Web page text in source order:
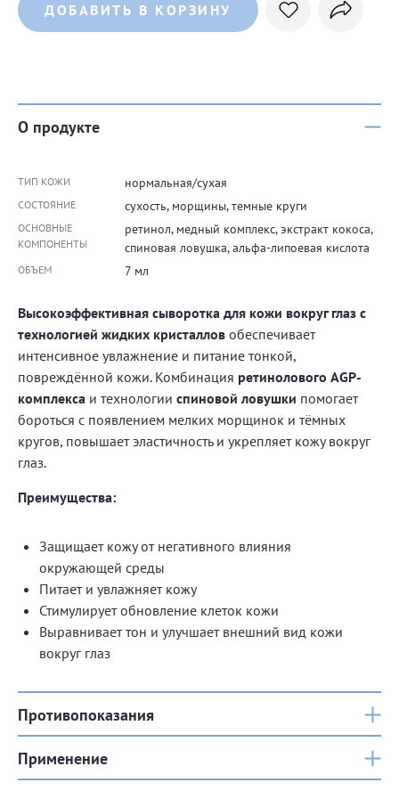
ДОБАВИТЬ В КОРЗИНУ
О продукте
ТИП КОЖИ нормальная/сухая
СОСТОЯНИЕ сухость, морщины, темные круги
ОСНОВНЫЕ
КОМПОНЕНТЫ
ретинол, медный комплекс, экстракт кокоса,
спиновая ловушка, альфа-липоевая кислота
ОБЪЕМ 7 мл
Высокоэффективная сыворотка для кожи вокруг глаз с
технологией жидких кристаллов обеспечивает
интенсивное увлажнение и питание тонкой,
повреждённой кожи. Комбинация ретинолового AGP-
комплекса и технологии спиновой ловушки помогает
бороться с появлением мелких морщинок и тёмных
кругов, повышает эластичность и укрепляет кожу вокруг
глаз.
Преимущества:
Защищает кожу от негативного влияния
окружающей среды
Питает и увлажняет кожу
Стимулирует обновление клеток кожи
Выравнивает тон и улучшает внешний вид кожи
вокруг глаз
Противопоказания
Применение